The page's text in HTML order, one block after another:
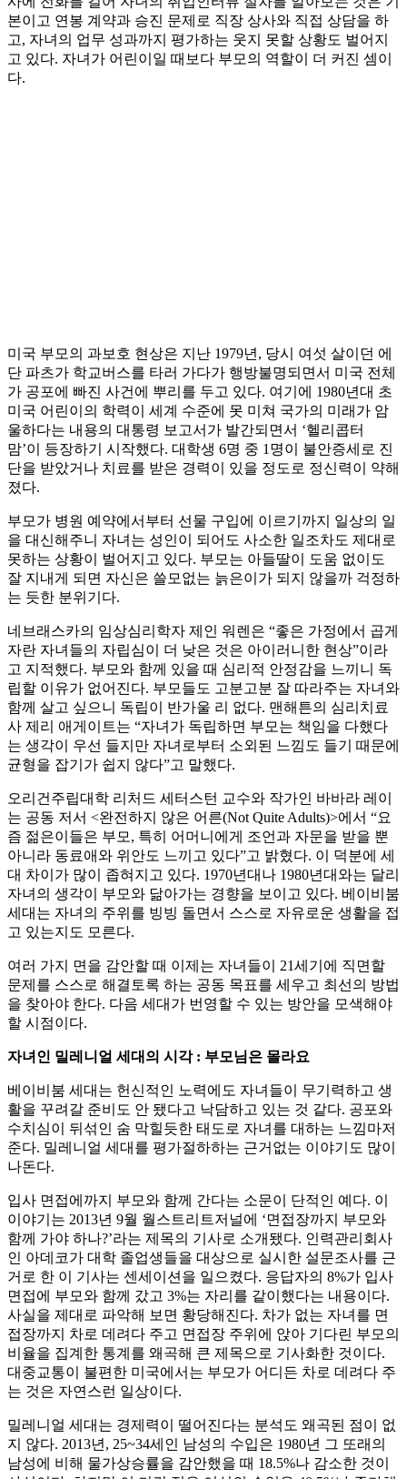
본이고 연봉 계약과 승진 문제로 직장 상사와 직접 상담을 하
고, 자녀의 업무 성과까지 평가하는 웃지 못할 상황도 벌어지
고 있다. 자녀가 어린이일 때보다 부모의 역할이 더 커진 셈이
다.
미국 부모의 과보호 현상은 지난 1979년, 당시 여섯 살이던 에
단 파츠가 학교버스를 타러 가다가 행방불명되면서 미국 전체
가 공포에 빠진 사건에 뿌리를 두고 있다. 여기에 1980년대 초
미국 어린이의 학력이 세계 수준에 못 미쳐 국가의 미래가 암
울하다는 내용의 대통령 보고서가 발간되면서 ‘헬리콥터
맘’이 등장하기 시작했다. 대학생 6명 중 1명이 불안증세로 진
단을 받았거나 치료를 받은 경력이 있을 정도로 정신력이 약해
졌다.
부모가 병원 예약에서부터 선물 구입에 이르기까지 일상의 일
을 대신해주니 자녀는 성인이 되어도 사소한 일조차도 제대로
못하는 상황이 벌어지고 있다. 부모는 아들딸이 도움 없이도
잘 지내게 되면 자신은 쓸모없는 늙은이가 되지 않을까 걱정하
는 듯한 분위기다.
네브래스카의 임상심리학자 제인 워렌은 “좋은 가정에서 곱게
자란 자녀들의 자립심이 더 낮은 것은 아이러니한 현상”이라
고 지적했다. 부모와 함께 있을 때 심리적 안정감을 느끼니 독
립할 이유가 없어진다. 부모들도 고분고분 잘 따라주는 자녀와
함께 살고 싶으니 독립이 반가울 리 없다. 맨해튼의 심리치료
사 제리 애게이트는 “자녀가 독립하면 부모는 책임을 다했다
는 생각이 우선 들지만 자녀로부터 소외된 느낌도 들기 때문에
균형을 잡기가 쉽지 않다”고 말했다.
오리건주립대학 리처드 세터스턴 교수와 작가인 바바라 레이
는 공동 저서 <완전하지 않은 어른(Not Quite Adults)>에서 “요
즘 젊은이들은 부모, 특히 어머니에게 조언과 자문을 받을 뿐
아니라 동료애와 위안도 느끼고 있다”고 밝혔다. 이 덕분에 세
대 차이가 많이 좁혀지고 있다. 1970년대나 1980년대와는 달리
자녀의 생각이 부모와 닮아가는 경향을 보이고 있다. 베이비붐
세대는 자녀의 주위를 빙빙 돌면서 스스로 자유로운 생활을 접
고 있는지도 모른다.
여러 가지 면을 감안할 때 이제는 자녀들이 21세기에 직면할
문제를 스스로 해결토록 하는 공동 목표를 세우고 최선의 방법
을 찾아야 한다. 다음 세대가 번영할 수 있는 방안을 모색해야
할 시점이다.
자녀인 밀레니얼 세대의 시각 : 부모님은 몰라요
베이비붐 세대는 헌신적인 노력에도 자녀들이 무기력하고 생
활을 꾸려갈 준비도 안 됐다고 낙담하고 있는 것 같다. 공포와
수치심이 뒤섞인 숨 막힐듯한 태도로 자녀를 대하는 느낌마저
준다. 밀레니얼 세대를 평가절하하는 근거없는 이야기도 많이
나돈다.
입사 면접에까지 부모와 함께 간다는 소문이 단적인 예다. 이
이야기는 2013년 9월 월스트리트저널에 ‘면접장까지 부모와
함께 가야 하나?’라는 제목의 기사로 소개됐다. 인력관리회사
인 아데코가 대학 졸업생들을 대상으로 실시한 설문조사를 근
거로 한 이 기사는 센세이션을 일으켰다. 응답자의 8%가 입사
면접에 부모와 함께 갔고 3%는 자리를 같이했다는 내용이다.
사실을 제대로 파악해 보면 황당해진다. 차가 없는 자녀를 면
접장까지 차로 데려다 주고 면접장 주위에 앉아 기다린 부모의
비율을 집계한 통계를 왜곡해 큰 제목으로 기사화한 것이다.
대중교통이 불편한 미국에서는 부모가 어디든 차로 데려다 주
는 것은 자연스런 일상이다.
밀레니얼 세대는 경제력이 떨어진다는 분석도 왜곡된 점이 없
지 않다. 2013년, 25~34세인 남성의 수입은 1980년 그 또래의
남성에 비해 물가상승률을 감안했을 때 18.5%나 감소한 것이